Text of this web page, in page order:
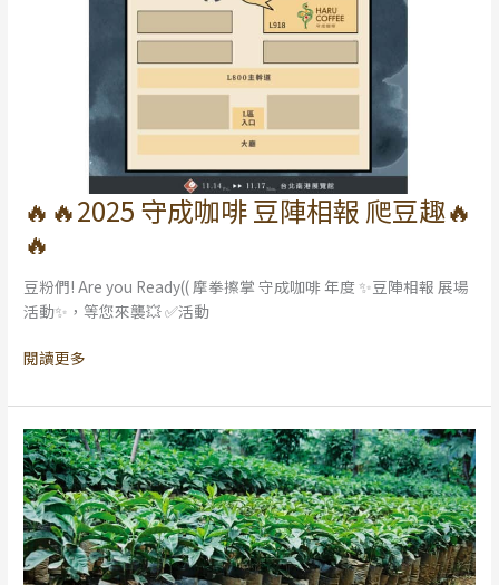
🔥🔥2025 守成咖啡 豆陣相報 爬豆趣🔥
🔥
豆粉們! Are you Ready(( 摩拳擦掌 守成咖啡 年度 ✨豆陣相報 展場
活動✨，等您來襲💥 ✅活動
🔥
🔥
2025
守
成
啡
陣
相
報
爬
豆
趣
🔥
🔥
閱讀更多